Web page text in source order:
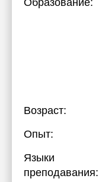
Образование:
Возраст:
Опыт:
Языки
преподавания: